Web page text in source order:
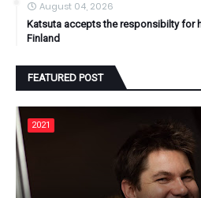
August 04, 2026
Katsuta accepts the responsibilty for
Finland
FEATURED POST
2021